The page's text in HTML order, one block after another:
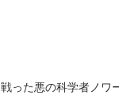
った悪の科学者ノワ